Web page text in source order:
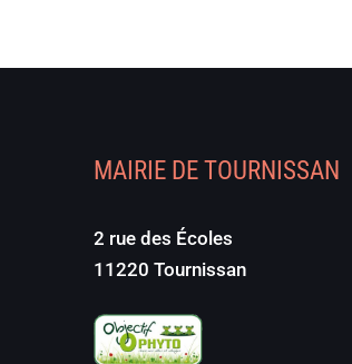
MAIRIE DE TOURNISSAN
2 rue des Écoles
11220 Tournissan